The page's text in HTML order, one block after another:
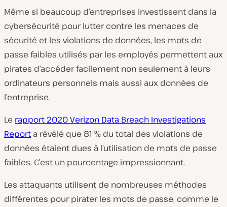
Même si beaucoup d’entreprises investissent dans la
cybersécurité pour lutter contre les menaces de
sécurité et les violations de données, les mots de
passe faibles utilisés par les employés permettent aux
pirates d’accéder facilement non seulement à leurs
ordinateurs personnels mais aussi aux données de
l’entreprise.
Le rapport 2020 Verizon Data Breach Investigations
Report a révélé que 81 % du total des violations de
données étaient dues à l’utilisation de mots de passe
faibles. C’est un pourcentage impressionnant.
Les attaquants utilisent de nombreuses méthodes
différentes pour pirater les mots de passe, comme le